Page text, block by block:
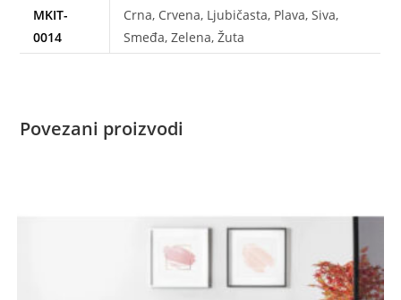
MKIT-
0014
Crna, Crvena, Ljubičasta, Plava, Siva,
Smeđa, Zelena, Žuta
Povezani proizvodi